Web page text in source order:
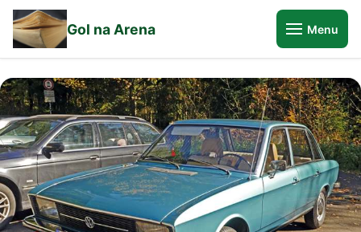
Gol na Arena Menu